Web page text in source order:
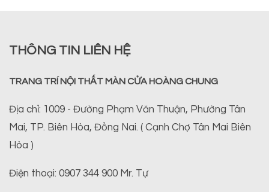
THÔNG TIN LIÊN HỆ
TRANG TRÍ NỘI THẤT MÀN CỬA HOÀNG CHUNG
Địa chỉ: 1009 - Đường Phạm Văn Thuận, Phường Tân
Mai, TP. Biên Hòa, Đồng Nai. ( Cạnh Chợ Tân Mai Biên
Hòa )
Điện thoại: 0907 344 900 Mr. Tự